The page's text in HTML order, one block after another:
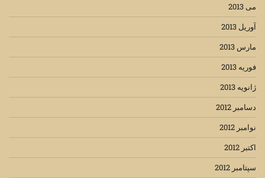
می 2013
آوریل 2013
مارس 2013
فوریه 2013
ژانویه 2013
دسامبر 2012
نوامبر 2012
اکتبر 2012
سپتامبر 2012